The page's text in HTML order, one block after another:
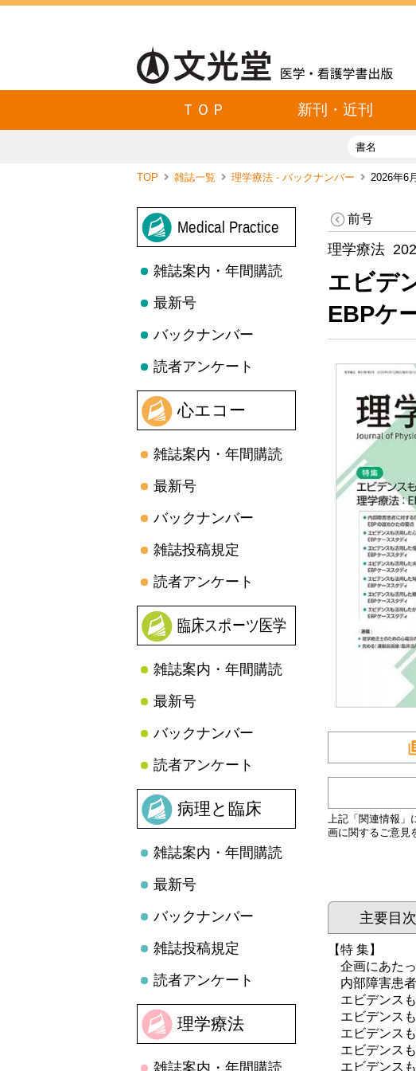
ＴＯＰ 新刊・近刊
書名
TOP 雑誌一覧 理学療法 - バックナンバー 2026年6
Medical Practice
雑誌案内・年間購読
最新号
バックナンバー
読者アンケート
心エコー
雑誌案内・年間購読
最新号
バックナンバー
雑誌投稿規定
読者アンケート
臨床スポーツ医学
雑誌案内・年間購読
最新号
バックナンバー
読者アンケート
病理と臨床
雑誌案内・年間購読
最新号
バックナンバー
雑誌投稿規定
読者アンケート
理学療法
雑誌案内・年間購読
前号
理学療法
エビデ
EBPケ
上記「関連情報」
画に関するご意見
主要目次
【特 集】
企画にあた
内部障害患
エビデンス
エビデンス
エビデンス
エビデンス
エビデンス